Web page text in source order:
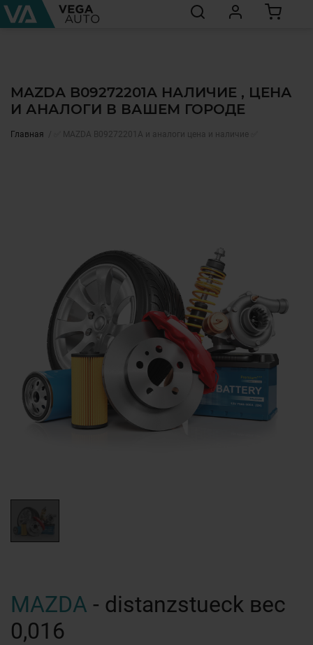
MAZDA B09272201A НАЛИЧИЕ , ЦЕНА
И АНАЛОГИ В ВАШЕМ ГОРОДЕ
Главная ✅ MAZDA B09272201A и аналоги цена и наличие ✅
MAZDA - distanzstueck вес
0,016